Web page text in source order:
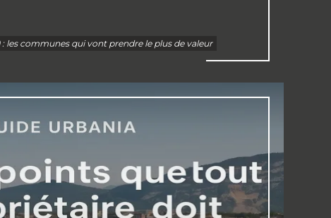
les communes qui vont prendre le plus de valeur